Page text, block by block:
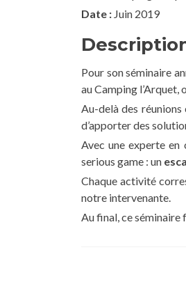
Date : Juin 2019
Pour son séminaire
au Camping
Au-delà des
d’apporter des
Avec une experte en
serious game : un
Chaque activité
notre intervenante.
Au final, ce séminaire